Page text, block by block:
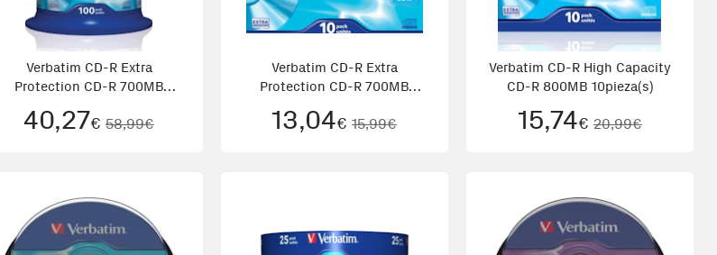
Verbatim CD-R Extra
Protection CD-R 700MB
40,27€ 58,99€
Verbatim CD-R Extra
Protection CD-R 700MB
13,04€ 15,99€
Verbatim CD-R High Capacity
CD-R 800MB 10pieza(s)
15,74€ 20,99€